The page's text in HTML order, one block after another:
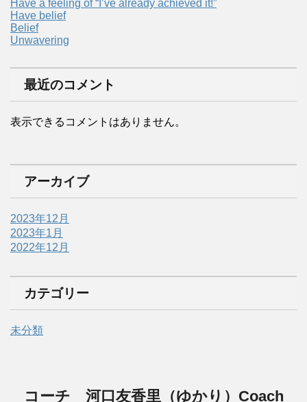
Have a feeling of “I’ve already achieved it!”
Have belief
Belief
Unwavering
最近のコメント
表示できるコメントはありません。
アーカイブ
2023年12月
2023年1月
2022年12月
カテゴリー
未分類
コーチ 河口友香里（ゆかり）Coach